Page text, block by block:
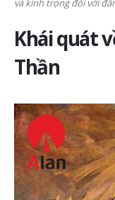
và kính trọng đối với
Khái quát
Thần